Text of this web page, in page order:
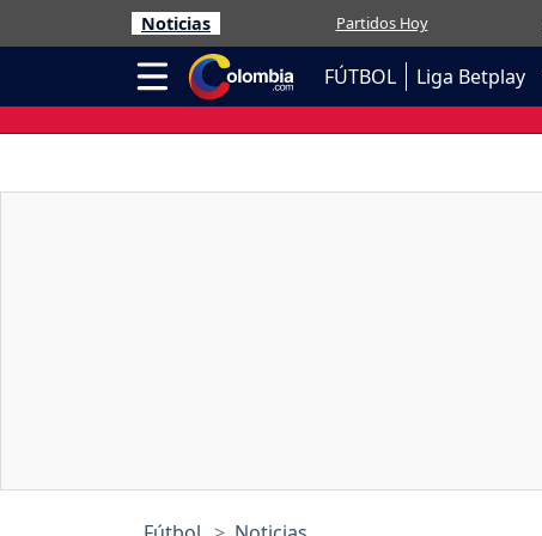
Noticias Partidos Hoy
FÚTBOL Liga Betplay